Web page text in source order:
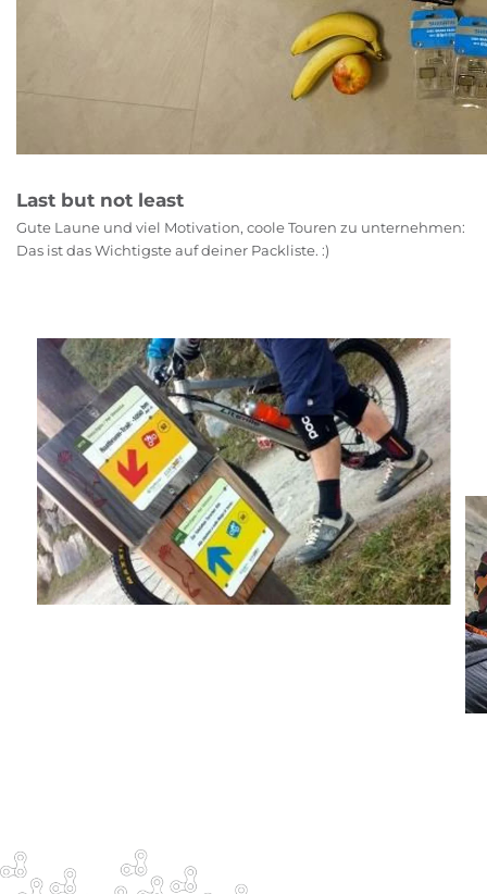
Last but not least
Gute Laune und viel Motivation, coole Touren zu unternehmen:
Das ist das Wichtigste auf deiner Packliste. :)